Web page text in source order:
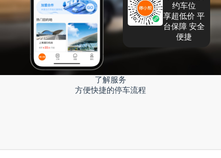
约车位
享超低价 平
台保障 安全
便捷
了解服务
方便快捷的停车流程